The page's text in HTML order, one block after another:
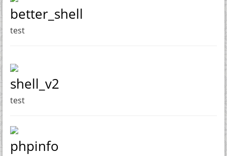
better_shell
test
shell_v2
test
phpinfo